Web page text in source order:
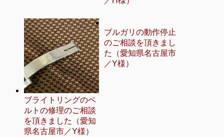
ブライトリングのベ
ルトの修理のご相談
を頂きました（愛知
県名古屋市／Y様）
ブルガリの動作停止
のご相談を頂きまし
た（愛知県名古屋市
／Y様）